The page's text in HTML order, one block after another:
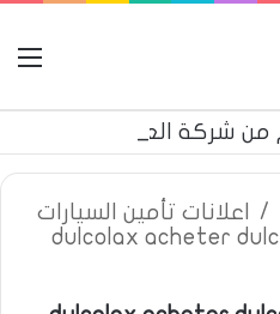
/
اعلانات تأمين السيارات
dulcolax acheter